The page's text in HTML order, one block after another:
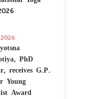
2026
PhD
receives G.P.
Young
Award